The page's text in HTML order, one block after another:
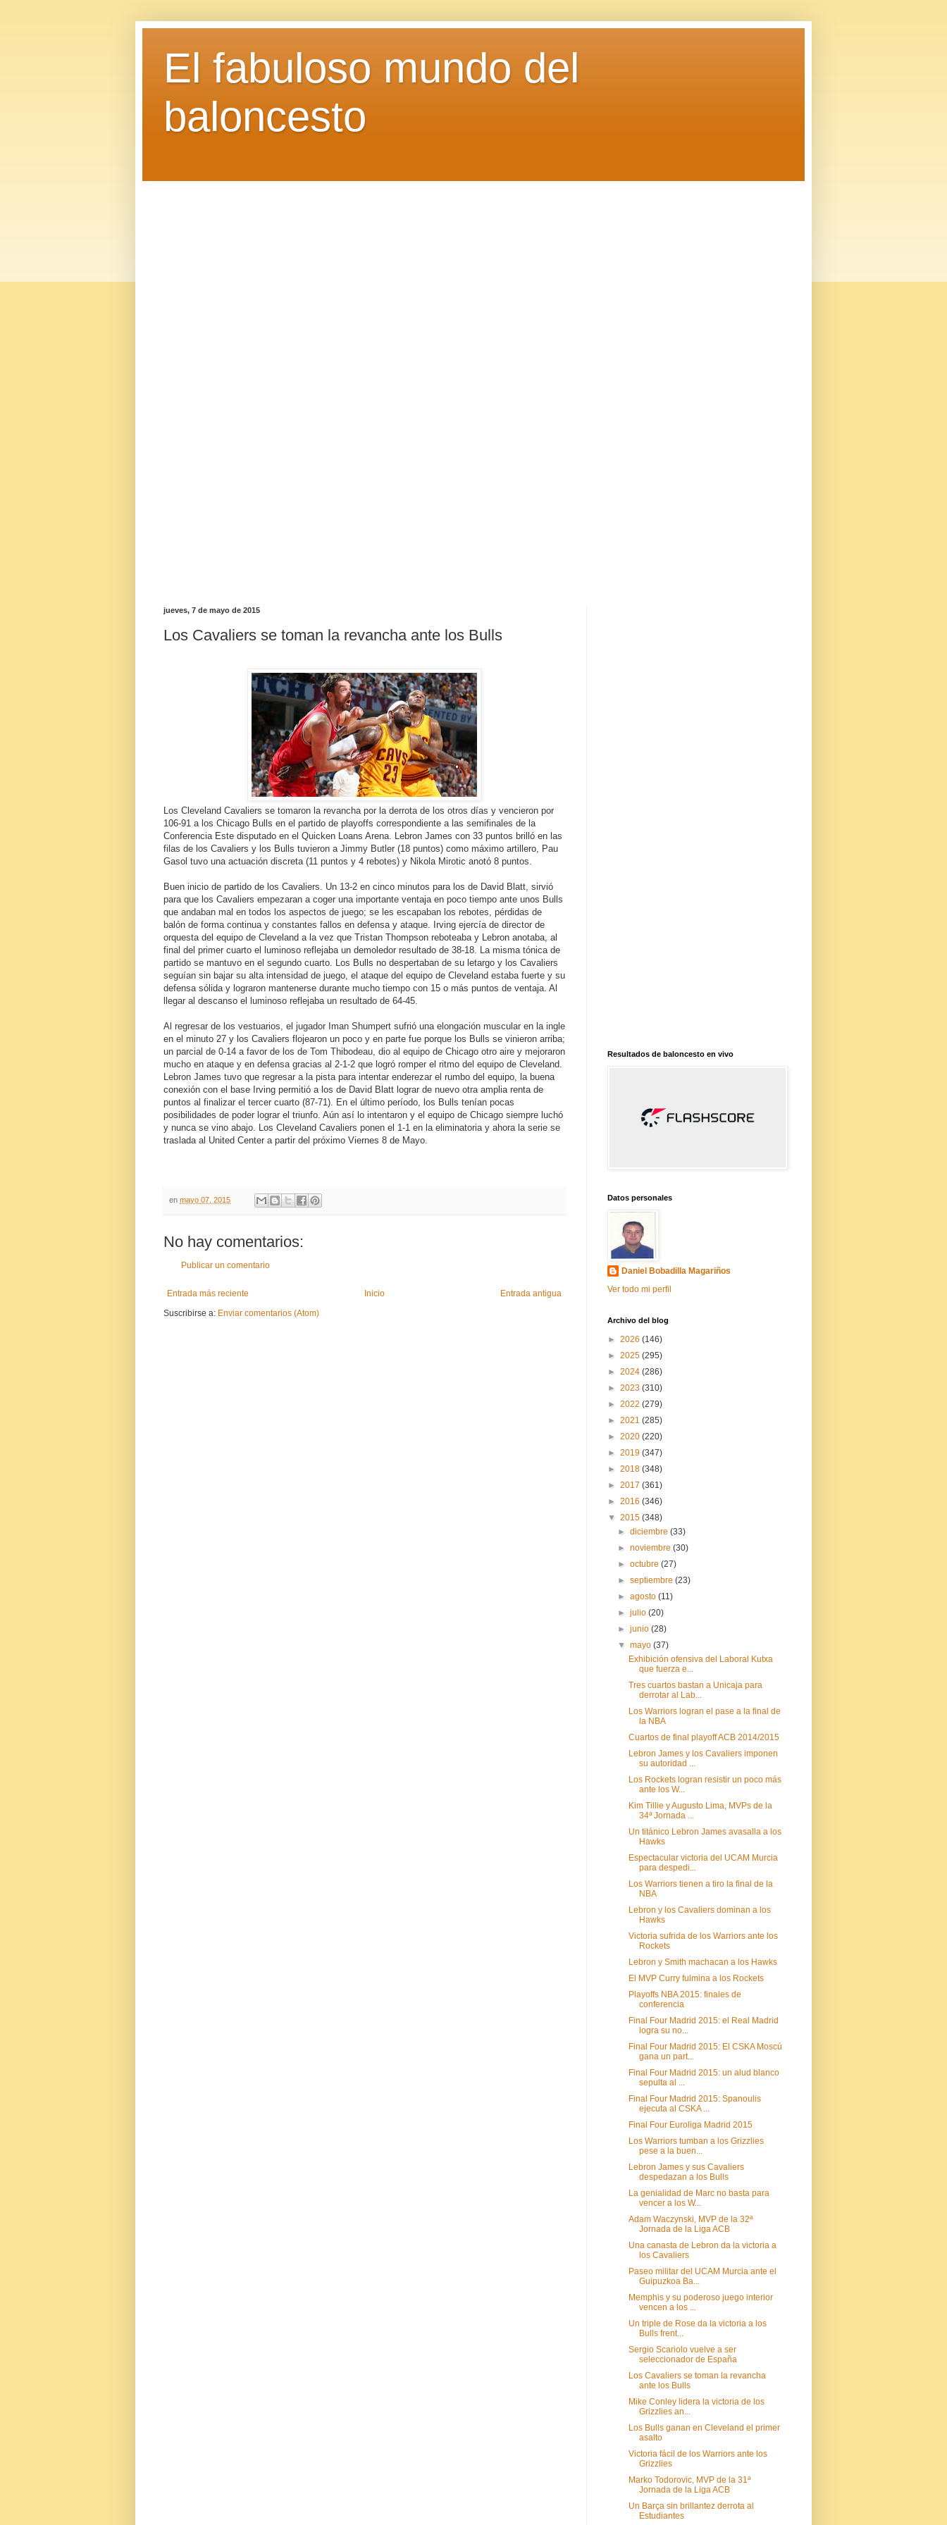
El fabuloso mundo del
baloncesto
jueves, 7 de mayo de 2015
Los Cavaliers se toman la revancha ante los Bulls
Los Cleveland Cavaliers se tomaron la revancha por la derrota de los otros días y vencieron por
106-91 a los Chicago Bulls en el partido de playoffs correspondiente a las semifinales de la
Conferencia Este disputado en el Quicken Loans Arena. Lebron James con 33 puntos brilló en las
filas de los Cavaliers y los Bulls tuvieron a Jimmy Butler (18 puntos) como máximo artillero, Pau
Gasol tuvo una actuación discreta (11 puntos y 4 rebotes) y Nikola Mirotic anotó 8 puntos.
Buen inicio de partido de los Cavaliers. Un 13-2 en cinco minutos para los de David Blatt, sirvió
para que los Cavaliers empezaran a coger una importante ventaja en poco tiempo ante unos Bulls
que andaban mal en todos los aspectos de juego; se les escapaban los rebotes, pérdidas de
balón de forma continua y constantes fallos en defensa y ataque. Irving ejercía de director de
orquesta del equipo de Cleveland a la vez que Tristan Thompson reboteaba y Lebron anotaba, al
final del primer cuarto el luminoso reflejaba un demoledor resultado de 38-18. La misma tónica de
partido se mantuvo en el segundo cuarto. Los Bulls no despertaban de su letargo y los Cavaliers
seguían sin bajar su alta intensidad de juego, el ataque del equipo de Cleveland estaba fuerte y su
defensa sólida y lograron mantenerse durante mucho tiempo con 15 o más puntos de ventaja. Al
llegar al descanso el luminoso reflejaba un resultado de 64-45.
Al regresar de los vestuarios, el jugador Iman Shumpert sufrió una elongación muscular en la ingle
en el minuto 27 y los Cavaliers flojearon un poco y en parte fue porque los Bulls se vinieron arriba;
un parcial de 0-14 a favor de los de Tom Thibodeau, dio al equipo de Chicago otro aire y mejoraron
mucho en ataque y en defensa gracias al 2-1-2 que logró romper el ritmo del equipo de Cleveland.
Lebron James tuvo que regresar a la pista para intentar enderezar el rumbo del equipo, la buena
conexión con el base Irving permitió a los de David Blatt lograr de nuevo otra amplia renta de
puntos al finalizar el tercer cuarto (87-71). En el último período, los Bulls tenían pocas
posibilidades de poder lograr el triunfo. Aún así lo intentaron y el equipo de Chicago siempre luchó
y nunca se vino abajo. Los Cleveland Cavaliers ponen el 1-1 en la eliminatoria y ahora la serie se
traslada al United Center a partir del próximo Viernes 8 de Mayo.
en mayo 07, 2015
No hay comentarios:
Publicar un comentario
Entrada más reciente Entrada antigua
Inicio
Suscribirse a: Enviar comentarios (Atom)
Resultados de baloncesto en vivo
Datos personales
Daniel Bobadilla Magariños
Ver todo mi perfil
Archivo del blog
► 2026 (146)
► 2025 (295)
► 2024 (286)
► 2023 (310)
► 2022 (279)
► 2021 (285)
► 2020 (220)
► 2019 (347)
► 2018 (348)
► 2017 (361)
► 2016 (346)
▼ 2015 (348)
►diciembre(33)
►noviembre(30)
►octubre(27)
►septiembre(23)
►agosto(11)
►julio(20)
►junio(28)
▼mayo(37)
Exhibición ofensiva del Laboral Kutxa
que fuerza e...
Tres cuartos bastan a Unicaja para
derrotar al Lab...
Los Warriors logran el pase a la final de
la NBA
Cuartos de final playoff ACB 2014/2015
Lebron James y los Cavaliers imponen
su autoridad ...
Los Rockets logran resistir un poco más
ante los W...
Kim Tillie y Augusto Lima, MVPs de la
34ª Jornada ...
Un titánico Lebron James avasalla a los
Hawks
Espectacular victoria del UCAM Murcia
para despedi...
Los Warriors tienen a tiro la final de la
NBA
Lebron y los Cavaliers dominan a los
Hawks
Victoria sufrida de los Warriors ante los
Rockets
Lebron y Smith machacan a los Hawks
El MVP Curry fulmina a los Rockets
Playoffs NBA 2015: finales de
conferencia
Final Four Madrid 2015: el Real Madrid
logra su no...
Final Four Madrid 2015: El CSKA Moscú
gana un part...
Final Four Madrid 2015: un alud blanco
sepulta al ...
Final Four Madrid 2015: Spanoulis
ejecuta al CSKA ...
Final Four Euroliga Madrid 2015
Los Warriors tumban a los Grizzlies
pese a la buen...
Lebron James y sus Cavaliers
despedazan a los Bulls
La genialidad de Marc no basta para
vencer a los W...
Adam Waczynski, MVP de la 32ª
Jornada de la Liga ACB
Una canasta de Lebron da la victoria a
los Cavaliers
Paseo militar del UCAM Murcia ante el
Guipuzkoa Ba...
Memphis y su poderoso juego interior
vencen a los ...
Un triple de Rose da la victoria a los
Bulls frent...
Sergio Scariolo vuelve a ser
seleccionador de España
Los Cavaliers se toman la revancha
ante los Bulls
Mike Conley lidera la victoria de los
Grizzlies an...
Los Bulls ganan en Cleveland el primer
asalto
Victoria fácil de los Warriors ante los
Grizzlies
Marko Todorovic, MVP de la 31ª
Jornada de la Liga ACB
Un Barça sin brillantez derrota al
Estudiantes